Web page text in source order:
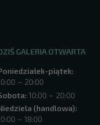
GALERIA OTWARTA
piątek:
– 20:00
10:00 – 20:00
(handlowa):
– 18:00